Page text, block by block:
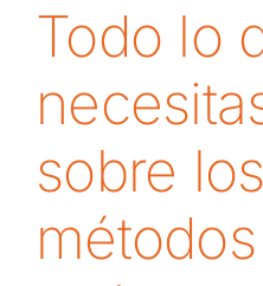
Todo lo
sobre los
métodos